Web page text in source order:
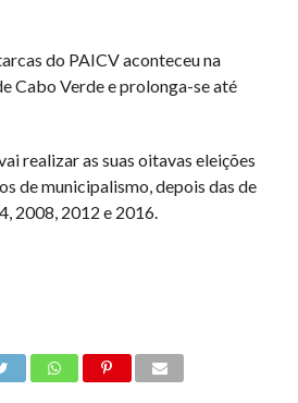
do PAICV aconteceu na
Cabo Verde e prolonga-se até
realizar as suas oitavas eleições
de municipalismo, depois das de
2008, 2012 e 2016.